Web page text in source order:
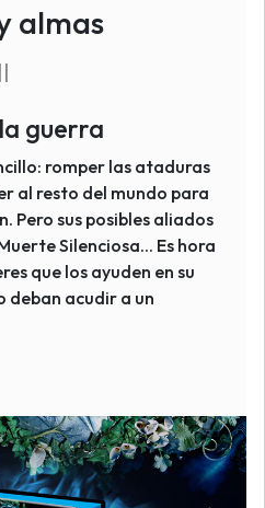
almas
guerra
romper las ataduras
al resto del mundo para
Pero sus posibles aliados
Silenciosa... Es hora
que los ayuden en su
deban acudir a un